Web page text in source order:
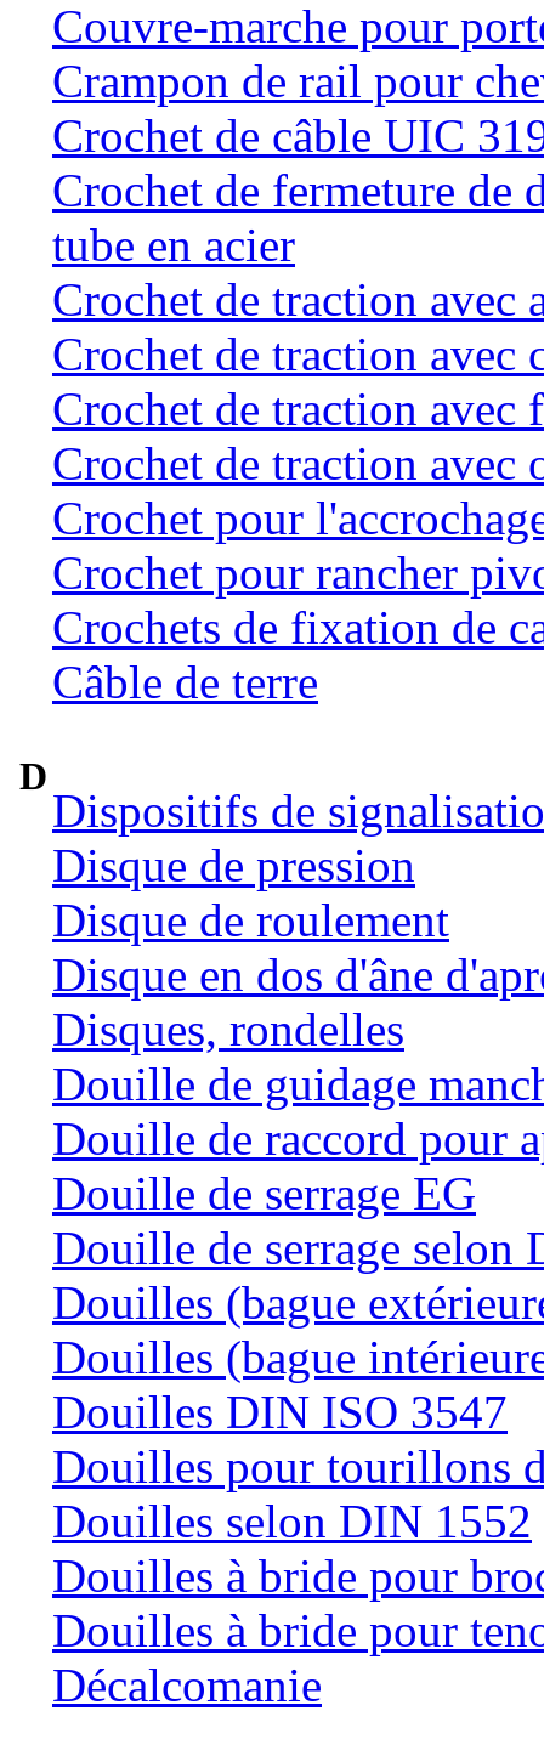
Couvre-marche pour
Crampon de rail pour
Crochet de câble UIC
Crochet de fermeture de
tube en acier
Crochet de traction avec
Crochet de traction avec
Crochet de traction avec
Crochet de traction avec
Crochet pour
Crochet pour rancher
Crochets de fixation de
Câble de terre
D
Dispositifs de
Disque de pression
Disque de roulement
Disque en dos d'âne
Disques, rondelles
Douille de guidage
Douille de raccord pour
Douille de serrage EG
Douille de serrage selon
Douilles (bague
Douilles (bague
Douilles DIN ISO 3547
Douilles pour tourillons
Douilles selon DIN 1552
Douilles à bride pour
Douilles à bride pour
Décalcomanie